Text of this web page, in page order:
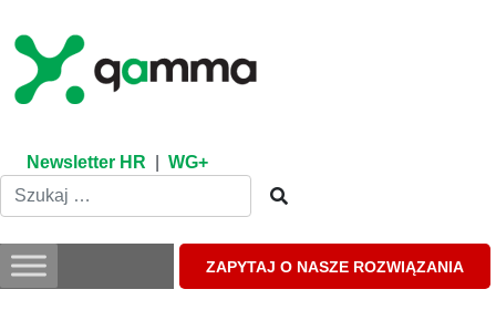
content
Newsletter HR WG+
ZAPYTAJ O NASZE ROZWIĄZANIA